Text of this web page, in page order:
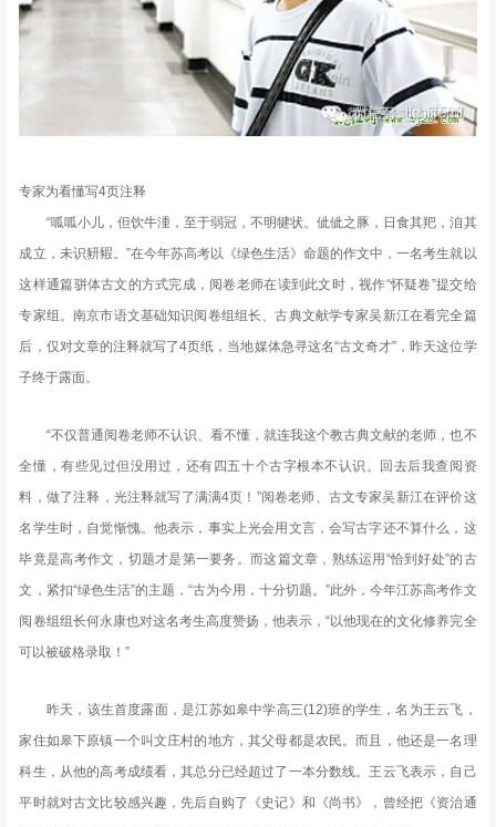
专家为看懂写4页注释
“呱呱小儿，但饮牛湩，至于弱冠，不明犍状。佌佌之豚，日食其羓，洎其
成立，未识豜豭。”在今年苏高考以《绿色生活》命题的作文中，一名考生就以
这样通篇骈体古文的方式完成，阅卷老师在读到此文时，视作“怀疑卷”提交给
专家组。南京市语文基础知识阅卷组组长、古典文献学专家吴新江在看完全篇
后，仅对文章的注释就写了4页纸，当地媒体急寻这名“古文奇才”，昨天这位学
子终于露面。
“不仅普通阅卷老师不认识、看不懂，就连我这个教古典文献的老师，也不
全懂，有些见过但没用过，还有四五十个古字根本不认识。回去后我查阅资
料，做了注释，光注释就写了满满4页！”阅卷老师、古文专家吴新江在评价这
名学生时，自觉惭愧。他表示，事实上光会用文言，会写古字还不算什么，这
毕竟是高考作文，切题才是第一要务。而这篇文章，熟练运用“恰到好处”的古
文，紧扣“绿色生活”的主题，“古为今用，十分切题。”此外，今年江苏高考作文
阅卷组组长何永康也对这名考生高度赞扬，他表示，“以他现在的文化修养完全
可以被破格录取！”
昨天，该生首度露面，是江苏如皋中学高三(12)班的学生，名为王云飞，
家住如皋下原镇一个叫文庄村的地方，其父母都是农民。而且，他还是一名理
科生，从他的高考成绩看，其总分已经超过了一本分数线。王云飞表示，自己
平时就对古文比较感兴趣，先后自购了《史记》和《尚书》，曾经把《资治通